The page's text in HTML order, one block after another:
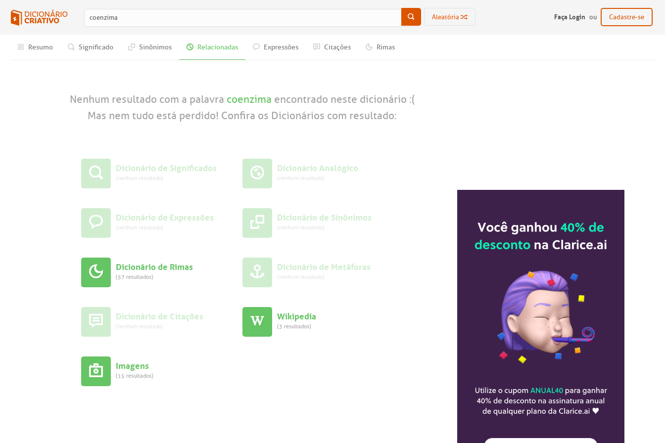
Aleatória Faça Login ou Cadastre-se
Resumo Significado Sinônimos Relacionadas Expressões Citações Rimas
Nenhum resultado com a palavra coenzima encontrado neste dicionário :(
Mas nem tudo está perdido! Confira os Dicionários com resultado:
Dicionário de Significados
(nenhum resultado)
Dicionário Analógico
(nenhum resultado)
Dicionário de Expressões
(nenhum resultado)
Dicionário de Sinônimos
(nenhum resultado)
Dicionário de Rimas
(57 resultados)
Dicionário de Metáforas
(nenhum resultado)
Dicionário de Citações
(nenhum resultado)
Wikipedia
(3 resultados)
Imagens
(15 resultados)